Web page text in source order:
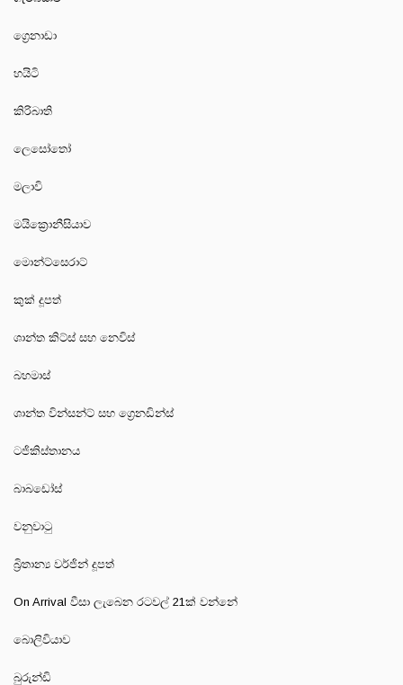
ග්‍රෙනාඩා
හයිටි
කිරිබාති
ලෙසෝතෝ
මලාවි
මයික්‍රොනීසියාව
මොන්ට්සෙරාට්
කුක් දූපත්
ශාන්ත කිට්ස් සහ නෙවිස්
බහමාස්
ශාන්ත වින්සන්ට් සහ ග්‍රෙනඩින්ස්
ටජිකිස්තානය
බාබඩෝස්
වනුවාටු
බ්‍රිතාන්‍ය වර්ජින් දූපත්
On Arrival වීසා ලැබෙන රටවල් 21ක් වන්නේ
බොලිවියාව
බුරුන්ඩි